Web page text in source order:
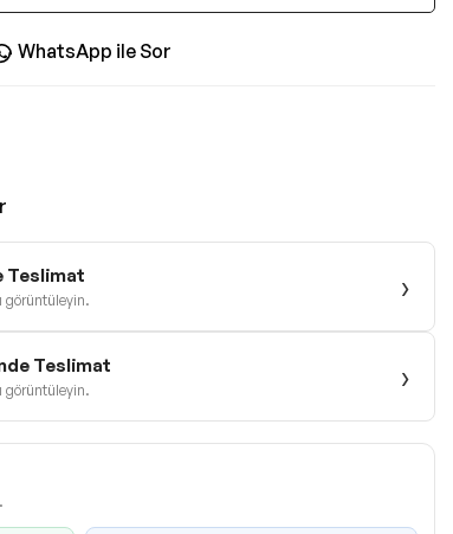
WhatsApp ile Sor
Teslimat
görüntüleyin. ›
Teslimat
görüntüleyin. ›